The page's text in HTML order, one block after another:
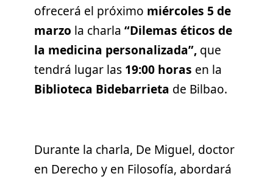
ofrecerá el próximo miércoles 5 de
marzo la charla “Dilemas éticos de
la medicina personalizada”, que
tendrá lugar las 19:00 horas en la
Biblioteca Bidebarrieta de Bilbao.
Durante la charla, De Miguel, doctor
en Derecho y en Filosofía, abordará